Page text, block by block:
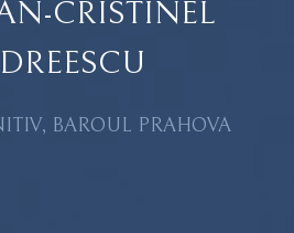
CRISTINEL
BAROUL PRAHOVA